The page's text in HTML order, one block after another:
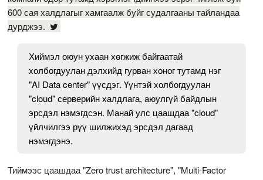
600 сая халдлагыг хамгаалж буйг судалгааны тайландаа
дурджээ.
Хиймэл оюун ухаан хөгжиж байгаатай
холбогдуулан дэлхийд гурван хоног тутамд нэг
"AI Data center" үүсдэг. Үүнтэй холбогдуулан
"cloud" серверийн халдлага, аюулгүй байдлын
эрсдэл нэмэгдсэн. Манай улс цаашдаа "cloud"
үйлчилгээ рүү шилжихэд эрсдэл дагаад
нэмэгдэнэ.
Тиймээс цаашдаа "Zero trust architecture", "Multi-Factor